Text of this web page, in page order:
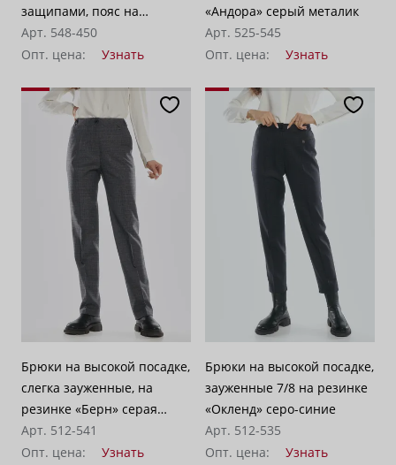
защипами, пояс на
резинке «Летиция»
черные
Арт. 548-450
Опт. цена:
Узнать
«Андора» серый металик
Арт. 525-545
Опт. цена:
Узнать
Брюки на высокой посадке,
слегка зауженные, на
резинке «Берн» серая
клетка
Арт. 512-541
Опт. цена:
Узнать
Брюки на высокой посадке,
зауженные 7/8 на резинке
«Окленд» серо-синие
Арт. 512-535
Опт. цена:
Узнать